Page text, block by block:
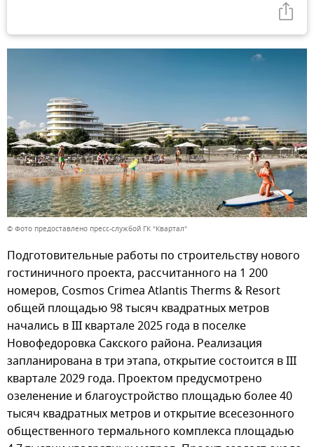
© Фото предоставлено пресс-службой ГК "Квартал"
Подготовительные работы по строительству нового
гостиничного проекта, рассчитанного на 1 200
номеров, Cosmos Crimea Atlantis Therms & Resort
общей площадью 98 тысяч квадратных метров
начались в III квартале 2025 года в поселке
Новофедоровка Сакского района. Реализация
запланирована в три этапа, открытие состоится в III
квартале 2029 года. Проектом предусмотрено
озеленение и благоустройство площадью более 40
тысяч квадратных метров и открытие всесезонного
общественного термального комплекса площадью